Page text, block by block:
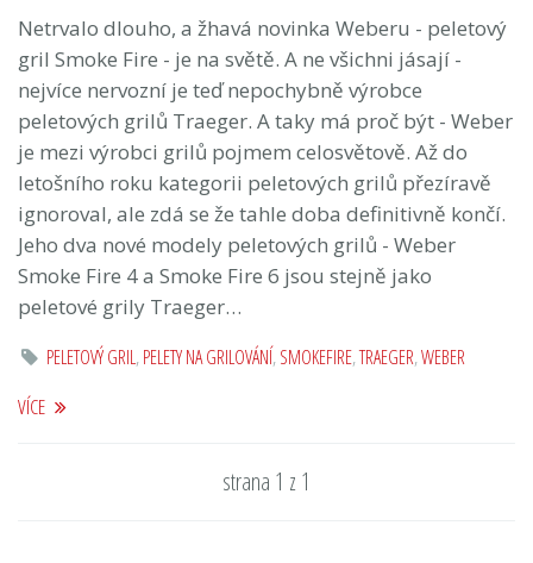
Netrvalo dlouho, a žhavá novinka Weberu - peletový
gril Smoke Fire - je na světě. A ne všichni jásají -
nejvíce nervozní je teď nepochybně výrobce
peletových grilů Traeger. A taky má proč být - Weber
je mezi výrobci grilů pojmem celosvětově. Až do
letošního roku kategorii peletových grilů přezíravě
ignoroval, ale zdá se že tahle doba definitivně končí.
Jeho dva nové modely peletových grilů - Weber
Smoke Fire 4 a Smoke Fire 6 jsou stejně jako
peletové grily Traeger…
PELETOVÝ GRIL,PELETY NA GRILOVÁNÍ,SMOKEFIRE,TRAEGER,WEBER
VÍCE
strana 1 z 1